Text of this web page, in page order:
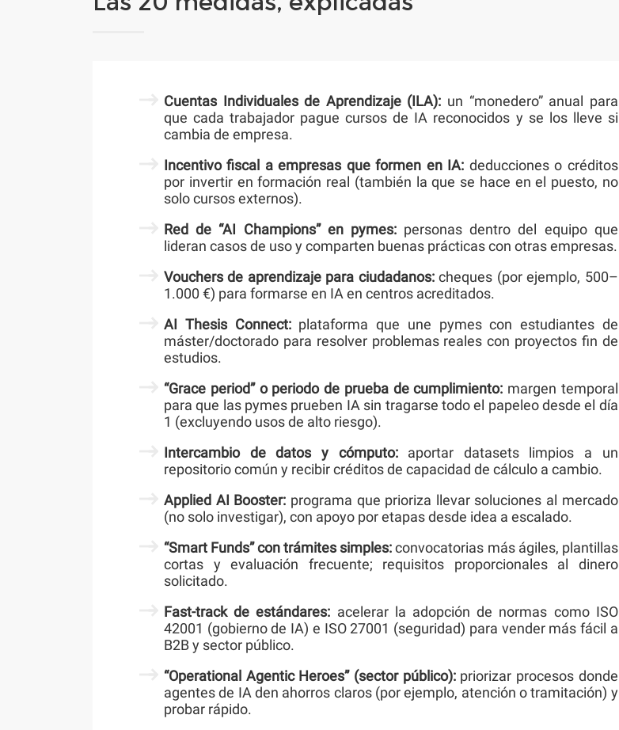
Cuentas Individuales de Aprendizaje (ILA): un “monedero” anual para
que cada trabajador pague cursos de IA reconocidos y se los lleve si
cambia de empresa.
Incentivo fiscal a empresas que formen en IA: deducciones o créditos
por invertir en formación real (también la que se hace en el puesto, no
solo cursos externos).
Red de “AI Champions” en pymes:personas dentro del equipo que
lideran casos de uso y comparten buenas prácticas con otras empresas.
Vouchers de aprendizaje para ciudadanos:cheques (por ejemplo, 500–
1.000 €) para formarse en IA en centros acreditados.
AI Thesis Connect:plataforma que une pymes con estudiantes de
máster/doctorado para resolver problemas reales con proyectos fin de
estudios.
“Grace period” o periodo de prueba de cumplimiento: margen temporal
para que las pymes prueben IA sin tragarse todo el papeleo desde el día
1 (excluyendo usos de alto riesgo).
Intercambio de datos y cómputo:aportar datasets limpios a un
repositorio común y recibir créditos de capacidad de cálculo a cambio.
Applied AI Booster: programa que prioriza llevar soluciones al mercado
(no solo investigar), con apoyo por etapas desde idea a escalado.
“Smart Funds” con trámites simples:convocatorias más ágiles, plantillas
cortas y evaluación frecuente; requisitos proporcionales al dinero
solicitado.
Fast-track de estándares: acelerar la adopción de normas como ISO
42001 (gobierno de IA) e ISO 27001 (seguridad) para vender más fácil a
B2B y sector público.
“Operational Agentic Heroes” (sector público):priorizar procesos donde
agentes de IA den ahorros claros (por ejemplo, atención o tramitación) y
probar rápido.